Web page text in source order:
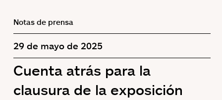
Notas de prensa
29 de mayo de 2025
Cuenta atrás para la
clausura de la exposición